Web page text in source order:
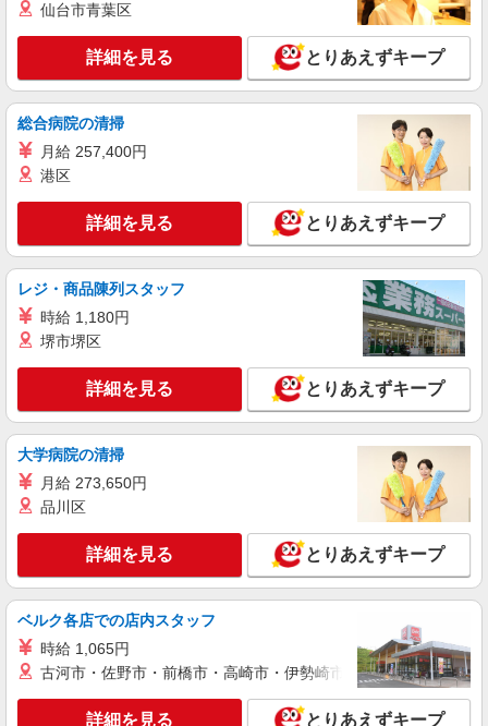
派遣社員
株式会社トラストグロース 新宿本社 第2営業部
特別養護老人ホームでの介護士
時給：1500円〜1750円 ※資格や経験などによ
詳細を見る
株式会社kotrio /●YK-H-2100581
＼日払いも選べる／生麦駅＊高級シニアマンシ
時給1600円〜2250円 ＜日払い有/週払い有/交
横浜市鶴見区 生麦駅スグ
キープ 詳細を見る
派遣社員
株式会社kotrio /●YK-H-1955306
尻手駅｜日払いOK！日収1.2万円超え×サ高住
スタッフ！
時給1600円〜2250円 ＜日払い有/週払い有/交
通費全支給(ガソリン代含む)＞
鶴見区内の施設でご紹介♪
キープ 詳細を見る
仙台市青葉区
詳細を見る とりあえずキープ
総合病院の清掃
月給 257,400円
港区
詳細を見る とりあえずキープ
レジ・商品陳列スタッフ
時給 1,180円
堺市堺区
詳細を見る とりあえずキープ
大学病院の清掃
月給 273,650円
品川区
詳細を見る とりあえずキープ
ベルク各店での店内スタッフ
時給 1,065円
古河市・佐野市・前橋市・高崎市・伊勢崎市・太田市・館林市
詳細を見る とりあえずキープ